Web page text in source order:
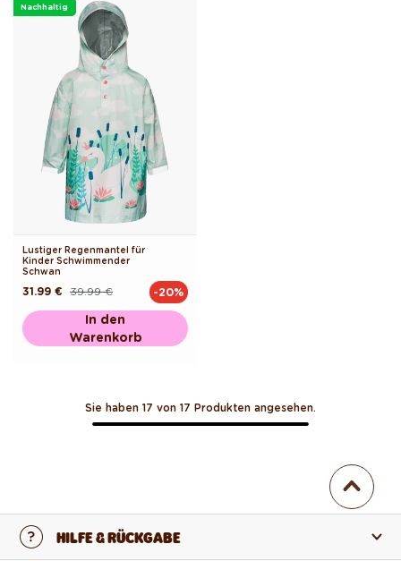
Nachhaltig
Lustiger Regenmantel für
Kinder Schwimmender
Schwan
Normaler39.99 €
Verkaufspreis
31.99 € -20%
In den
Warenkorb
Sie haben 17 von 17 Produkten angesehen.
HILFE & RÜCKGABE